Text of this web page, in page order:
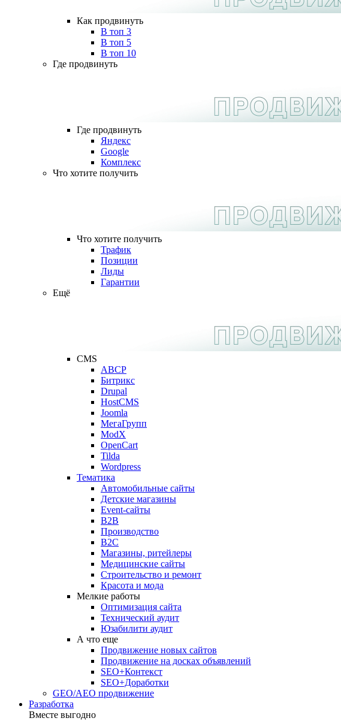
Как продвинуть
В топ 3
В топ 5
В топ 10
Где продвинуть
Где продвинуть
Яндекс
Google
Комплекс
Что хотите получить
Что хотите получить
Трафик
Позиции
Лиды
Гарантии
Ещё
CMS
ABCP
Битрикс
Drupal
HostCMS
Joomla
МегаГрупп
ModX
OpenCart
Tilda
Wordpress
Тематика
Автомобильные сайты
Детские магазины
Event-сайты
B2B
Производство
B2C
Магазины, ритейлеры
Медицинские сайты
Строительство и ремонт
Красота и мода
Мелкие работы
Оптимизация сайта
Технический аудит
Юзабилити аудит
А что еще
Продвижение новых сайтов
Продвижение на досках объявлений
SEO+Контекст
SEO+Доработки
GEO/AEO продвижение
Разработка
Вместе выгодно